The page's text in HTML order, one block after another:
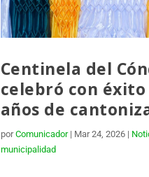
Centinela del
celebró con éxito
años de
porComunicador| Mar 24, 2026|
municipalidad